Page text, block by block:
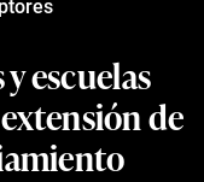
escuelas
de